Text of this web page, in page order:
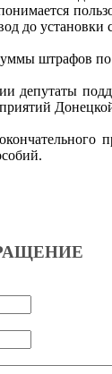
до установки
штрафов
депутаты